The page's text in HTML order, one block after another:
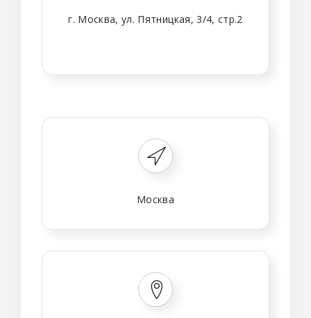
г. Москва, ул. Пятницкая, 3/4, стр.2
Москва